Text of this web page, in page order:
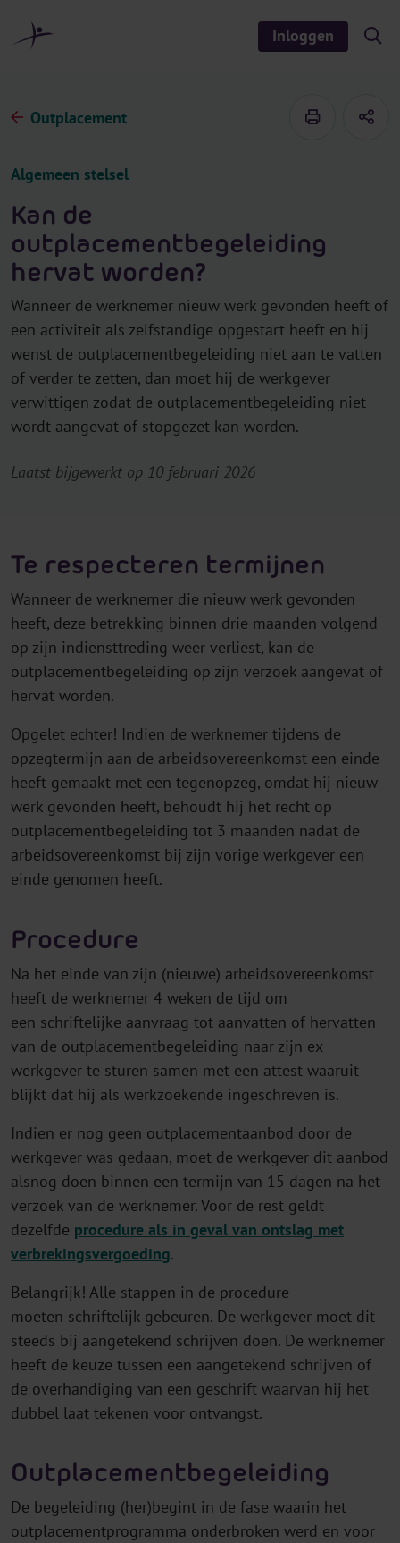
Inloggen
S
i
Outplacement
Algemeen stelsel
Kan de
outplacementbegeleiding
hervat worden?
Wanneer de werknemer nieuw werk gevonden heeft of
een activiteit als zelfstandige opgestart heeft en hij
wenst de outplacementbegeleiding niet aan te vatten
of verder te zetten, dan moet hij de werkgever
verwittigen zodat de outplacementbegeleiding niet
wordt aangevat of stopgezet kan worden.
Laatst bijgewerkt op 10 februari 2026
Te respecteren termijnen
Wanneer de werknemer die nieuw werk gevonden
heeft, deze betrekking binnen drie maanden volgend
op zijn indiensttreding weer verliest, kan de
outplacementbegeleiding op zijn verzoek aangevat of
hervat worden.
Opgelet echter! Indien de werknemer tijdens de
opzegtermijn aan de arbeidsovereenkomst een einde
heeft gemaakt met een tegenopzeg, omdat hij nieuw
werk gevonden heeft, behoudt hij het recht op
outplacementbegeleiding tot 3 maanden nadat de
arbeidsovereenkomst bij zijn vorige werkgever een
einde genomen heeft.
Procedure
Na het einde van zijn (nieuwe) arbeidsovereenkomst
heeft de werknemer 4 weken de tijd om
een schriftelijke aanvraag tot aanvatten of hervatten
van de outplacementbegeleiding naar zijn ex-
werkgever te sturen samen met een attest waaruit
blijkt dat hij als werkzoekende ingeschreven is.
Indien er nog geen outplacementaanbod door de
werkgever was gedaan, moet de werkgever dit aanbod
alsnog doen binnen een termijn van 15 dagen na het
verzoek van de werknemer. Voor de rest geldt
dezelfde procedure als in geval van ontslag met
verbrekingsvergoeding.
Belangrijk! Alle stappen in de procedure
moeten schriftelijk gebeuren. De werkgever moet dit
steeds bij aangetekend schrijven doen. De werknemer
heeft de keuze tussen een aangetekend schrijven of
de overhandiging van een geschrift waarvan hij het
dubbel laat tekenen voor ontvangst.
Outplacementbegeleiding
De begeleiding (her)begint in de fase waarin het
outplacementprogramma onderbroken werd en voor